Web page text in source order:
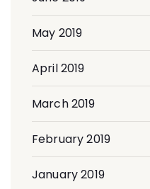
May 2019
April 2019
March 2019
February 2019
January 2019